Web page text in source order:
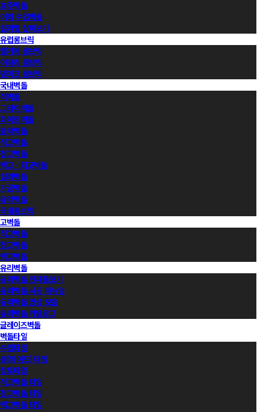
호주벽돌
이외 수입벽돌
컬러별 살펴보기
유럽롱브릭
벨기에 롱브릭
이태리 롱브릭
덴마크 롱브릭
국내벽돌
적벽돌
그레이벽돌
화이트벽돌
블랙벽돌
적고벽돌
청고벽돌
백고ㆍ회고벽돌
컬러벽돌
가공벽돌
유약벽돌
국내롱브릭
고벽돌
적고벽돌
청고벽돌
백고벽돌
유리벽돌
유리벽돌 전제품보기
유리벽돌 시공 매뉴얼
유리벽돌 영상 모음
유리벽돌 카달로그
글레이즈벽돌
벽돌타일
수입타일
롱(와이드) 타일
점토타일
적고벽돌 타일
청고벽돌 타일
백고벽돌 타일